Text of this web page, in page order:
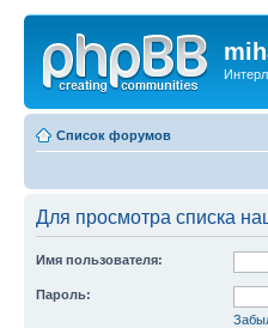
Список форумов
Для просмотра списка
Имя пользователя:
Пароль: